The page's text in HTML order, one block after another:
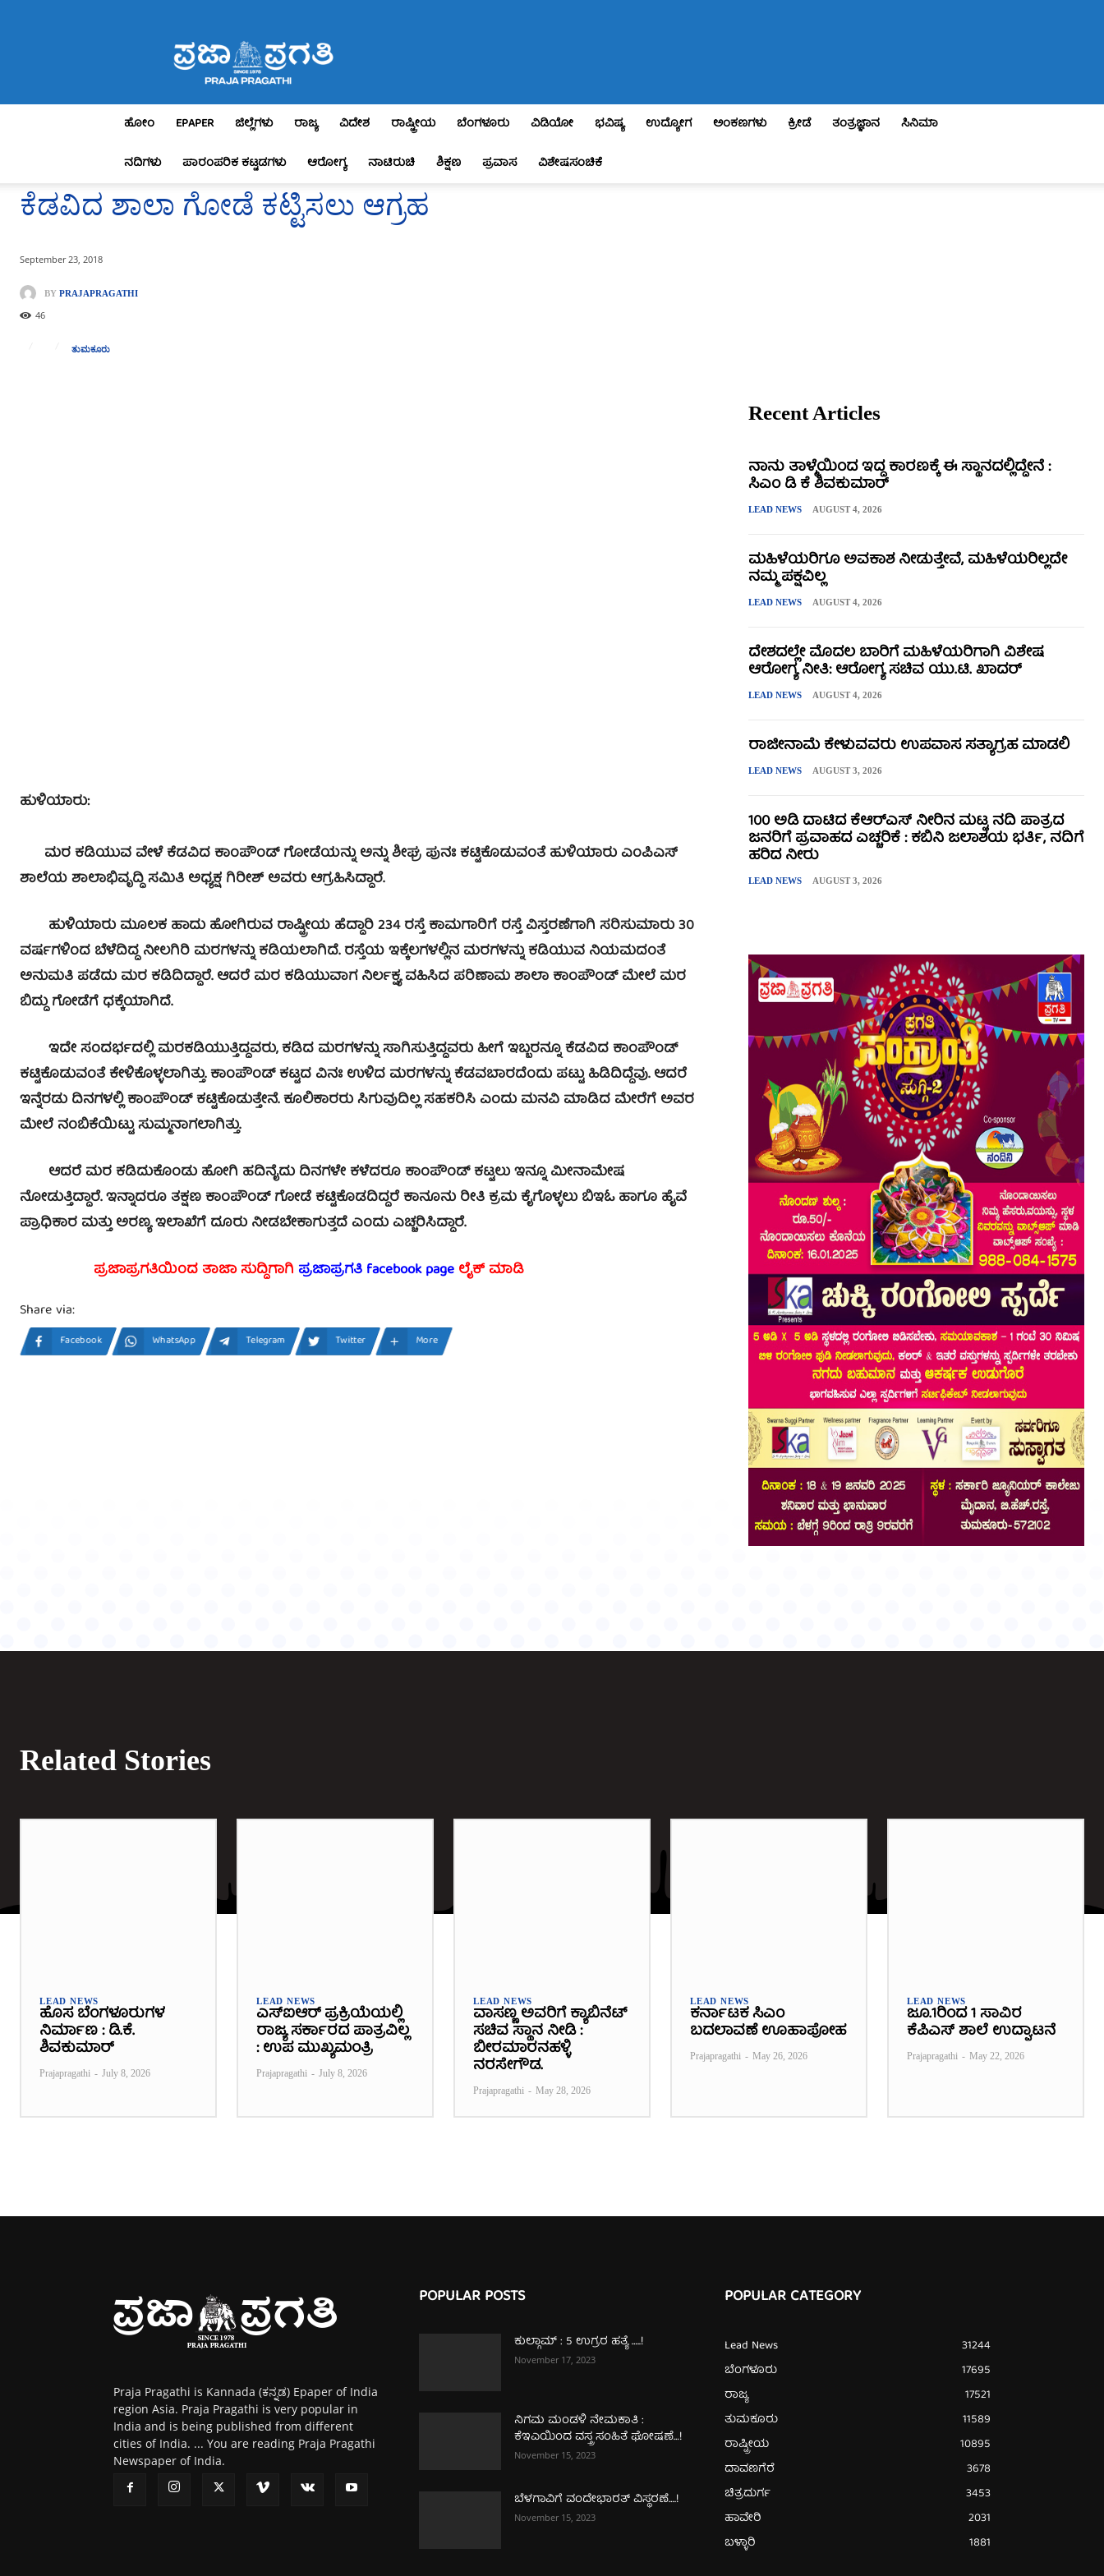
Pragathi
ಹೋಂ EPAPER ಜಿಲ್ಲೆಗಳು ರಾಜ್ಯ ವಿದೇಶ ರಾಷ್ಟ್ರೀಯ ಬೆಂಗಳೂರು ವಿಡಿಯೋ ಭವಿಷ್ಯ ಉದ್ಯೋಗ ಅಂಕಣಗಳು ಕ್ರೀಡೆ ತಂತ್ರಜ್ಞಾನ
ಸಿನಿಮಾ
ನದಿಗಳು
ಪಾರಂಪರಿಕ ಕಟ್ಟಡಗಳು ಆರೋಗ್ಯ ನಾಟಿರುಚಿ ಶಿಕ್ಷಣ ಪ್ರವಾಸ ವಿಶೇಷಸಂಚಿಕೆ
ಕೆಡವಿದ ಶಾಲಾ ಗೋಡೆ ಕಟ್ಟಿಸಲು ಆಗ್ರಹ
September 23, 2018
BY PRAJAPRAGATHI
46
ತುಮಕೂರು
ಹುಳಿಯಾರು:
ಮರ ಕಡಿಯುವ ವೇಳೆ ಕೆಡವಿದ ಕಾಂಪೌಂಡ್ ಗೋಡೆಯನ್ನು ಅನ್ನು ಶೀಘ್ರ ಪುನಃ ಕಟ್ಟಿಕೊಡುವಂತೆ ಹುಳಿಯಾರು ಎಂಪಿಎಸ್
ಶಾಲೆಯ ಶಾಲಾಭಿವೃದ್ಧಿ ಸಮಿತಿ ಅಧ್ಯಕ್ಷ ಗಿರೀಶ್ ಅವರು ಆಗ್ರಹಿಸಿದ್ದಾರೆ.
ಹುಳಿಯಾರು ಮೂಲಕ ಹಾದು ಹೋಗಿರುವ ರಾಷ್ಟ್ರೀಯ ಹೆದ್ದಾರಿ 234 ರಸ್ತೆ ಕಾಮಗಾರಿಗೆ ರಸ್ತೆ ವಿಸ್ತರಣೆಗಾಗಿ ಸರಿಸುಮಾರು 30
ವರ್ಷಗಳಿಂದ ಬೆಳೆದಿದ್ದ ನೀಲಗಿರಿ ಮರಗಳನ್ನು ಕಡಿಯಲಾಗಿದೆ. ರಸ್ತೆಯ ಇಕ್ಕೆಲಗಳಲ್ಲಿನ ಮರಗಳನ್ನು ಕಡಿಯುವ ನಿಯಮದಂತೆ
ಅನುಮತಿ ಪಡೆದು ಮರ ಕಡಿದಿದ್ದಾರೆ. ಆದರೆ ಮರ ಕಡಿಯುವಾಗ ನಿರ್ಲಕ್ಷ್ಯ ವಹಿಸಿದ ಪರಿಣಾಮ ಶಾಲಾ ಕಾಂಪೌಂಡ್ ಮೇಲೆ ಮರ
ಬಿದ್ದು ಗೋಡೆಗೆ ಧಕ್ಕೆಯಾಗಿದೆ.
ಇದೇ ಸಂದರ್ಭದಲ್ಲಿ ಮರಕಡಿಯುತ್ತಿದ್ದವರು, ಕಡಿದ ಮರಗಳನ್ನು ಸಾಗಿಸುತ್ತಿದ್ದವರು ಹೀಗೆ ಇಬ್ಬರನ್ನೂ ಕೆಡವಿದ ಕಾಂಪೌಂಡ್
ಕಟ್ಟಿಕೊಡುವಂತೆ ಕೇಳಿಕೊಳ್ಳಲಾಗಿತ್ತು. ಕಾಂಪೌಂಡ್ ಕಟ್ಟದ ವಿನಃ ಉಳಿದ ಮರಗಳನ್ನು ಕೆಡವಬಾರದೆಂದು ಪಟ್ಟು ಹಿಡಿದಿದ್ದೆವು. ಆದರೆ
ಇನ್ನೆರಡು ದಿನಗಳಲ್ಲಿ ಕಾಂಪೌಂಡ್ ಕಟ್ಟಿಕೊಡುತ್ತೇನೆ. ಕೂಲಿಕಾರರು ಸಿಗುವುದಿಲ್ಲ ಸಹಕರಿಸಿ ಎಂದು ಮನವಿ ಮಾಡಿದ ಮೇರೆಗೆ ಅವರ
ಮೇಲೆ ನಂಬಿಕೆಯಿಟ್ಟು ಸುಮ್ಮನಾಗಲಾಗಿತ್ತು.
ಆದರೆ ಮರ ಕಡಿದುಕೊಂಡು ಹೋಗಿ ಹದಿನೈದು ದಿನಗಳೇ ಕಳೆದರೂ ಕಾಂಪೌಂಡ್ ಕಟ್ಟಲು ಇನ್ನೂ ಮೀನಾಮೇಷ
ನೋಡುತ್ತಿದ್ದಾರೆ. ಇನ್ನಾದರೂ ತಕ್ಷಣ ಕಾಂಪೌಂಡ್ ಗೋಡೆ ಕಟ್ಟಿಕೊಡದಿದ್ದರೆ ಕಾನೂನು ರೀತಿ ಕ್ರಮ ಕೈಗೊಳ್ಳಲು ಬಿಇಓ ಹಾಗೂ ಹೈವೆ
ಪ್ರಾಧಿಕಾರ ಮತ್ತು ಅರಣ್ಯ ಇಲಾಖೆಗೆ ದೂರು ನೀಡಬೇಕಾಗುತ್ತದೆ ಎಂದು ಎಚ್ಚರಿಸಿದ್ದಾರೆ.
ಪ್ರಜಾಪ್ರಗತಿಯಿಂದ ತಾಜಾ ಸುದ್ದಿಗಾಗಿ ಪ್ರಜಾಪ್ರಗತಿ facebook page ಲೈಕ್ ಮಾಡಿ
Share via:
Facebook WhatsApp Telegram Twitter More
Recent Articles
ನಾನು ತಾಳ್ಮೆಯಿಂದ ಇದ್ದ ಕಾರಣಕ್ಕೆ ಈ ಸ್ಥಾನದಲ್ಲಿದ್ದೇನೆ :
ಸಿಎಂ ಡಿ ಕೆ ಶಿವಕುಮಾರ್
LEAD NEWS AUGUST 4, 2026
ಮಹಿಳೆಯರಿಗೂ ಅವಕಾಶ ನೀಡುತ್ತೇವೆ, ಮಹಿಳೆಯರಿಲ್ಲದೇ
ನಮ್ಮ ಪಕ್ಷವಿಲ್ಲ
LEAD NEWS AUGUST 4, 2026
ದೇಶದಲ್ಲೇ ಮೊದಲ ಬಾರಿಗೆ ಮಹಿಳೆಯರಿಗಾಗಿ ವಿಶೇಷ
ಆರೋಗ್ಯ ನೀತಿ: ಆರೋಗ್ಯ ಸಚಿವ ಯು.ಟಿ. ಖಾದರ್
LEAD NEWS AUGUST 4, 2026
ರಾಜೀನಾಮೆ ಕೇಳುವವರು ಉಪವಾಸ ಸತ್ಯಾಗ್ರಹ ಮಾಡಲಿ
LEAD NEWS AUGUST 3, 2026
100 ಅಡಿ ದಾಟಿದ ಕೆಆರ್‌ಎಸ್ ನೀರಿನ ಮಟ್ಟ ನದಿ ಪಾತ್ರದ
ಜನರಿಗೆ ಪ್ರವಾಹದ ಎಚ್ಚರಿಕೆ : ಕಬಿನಿ ಜಲಾಶಯ ಭರ್ತಿ, ನದಿಗೆ
ಹರಿದ ನೀರು
LEAD NEWS AUGUST 3, 2026
Related Stories
LEAD NEWS
ಹೊಸ ಬೆಂಗಳೂರುಗಳ
ನಿರ್ಮಾಣ : ಡಿ.ಕೆ.
ಶಿವಕುಮಾರ್
Prajapragathi - July 8, 2026
LEAD NEWS
ಎಸ್‌ಐಆರ್ ಪ್ರಕ್ರಿಯೆಯಲ್ಲಿ
ರಾಜ್ಯ ಸರ್ಕಾರದ ಪಾತ್ರವಿಲ್ಲ
: ಉಪ ಮುಖ್ಯಮಂತ್ರಿ
Prajapragathi - July 8, 2026
LEAD NEWS
ವಾಸಣ್ಣ ಅವರಿಗೆ ಕ್ಯಾಬಿನೆಟ್
ಸಚಿವ ಸ್ಥಾನ ನೀಡಿ :
ಬೀರಮಾರನಹಳ್ಳಿ
ನರಸೇಗೌಡ.
Prajapragathi - May 28, 2026
LEAD NEWS
ಕರ್ನಾಟಕ ಸಿಎಂ
ಬದಲಾವಣೆ ಊಹಾಪೋಹ
Prajapragathi - May 26, 2026
LEAD NEWS
ಜೂ.1ರಿಂದ 1 ಸಾವಿರ
ಕೆಪಿಎಸ್ ಶಾಲೆ ಉದ್ಘಾಟನೆ
Prajapragathi - May 22, 2026
Praja Pragathi is Kannada (ಕನ್ನಡ) Epaper of India
region Asia. Praja Pragathi is very popular in
India and is being published from different
cities of India. ... You are reading Praja Pragathi
Newspaper of India.
POPULAR POSTS
ಕುಲ್ಗಾಮ್‌ : 5 ಉಗ್ರರ ಹತ್ಯೆ …..!
November 17, 2023
ನಿಗಮ ಮಂಡಳಿ ನೇಮಕಾತಿ :
ಕೆಇಎಯಿಂದ ವಸ್ತ್ರ ಸಂಹಿತೆ ಘೋಷಣೆ…!
November 15, 2023
ಬೆಳಗಾವಿಗೆ ವಂದೇಭಾರತ್‌ ವಿಸ್ಥರಣೆ….!
November 15, 2023
POPULAR CATEGORY
Lead News
31244
ಬೆಂಗಳೂರು
17695
ರಾಜ್ಯ
17521
ತುಮಕೂರು
11589
ರಾಷ್ಟ್ರೀಯ
10895
ದಾವಣಗೆರೆ
3678
ಚಿತ್ರದುರ್ಗ
3453
ಹಾವೇರಿ
2031
ಬಳ್ಳಾರಿ
1881